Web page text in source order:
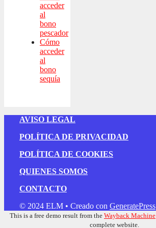
acceder
al
bono
pescador
Cómo
acceder
al
bono
sequía
AVISO LEGAL
POLÍTICA DE PRIVACIDAD
POLÍTICA DE COOKIES
QUIENES SOMOS
CONTACTO
© 2024 ELM • Creado con GeneratePress
This is a free demo result from the Wayback Machine
complete website.